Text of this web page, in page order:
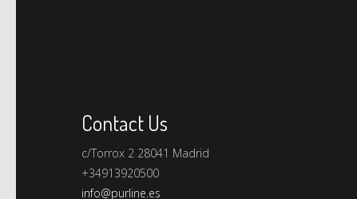
Contact Us
c/Torrox 2 28041 Madrid
+34913920500
info@purline.es